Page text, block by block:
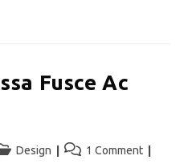
Fusce Ac
Design
1 Comment